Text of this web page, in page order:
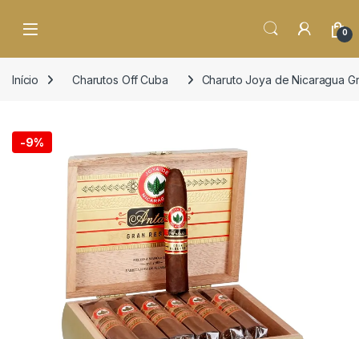
Open 0
Início Charutos Off Cuba Charuto Joya de Nicaragua
-9%